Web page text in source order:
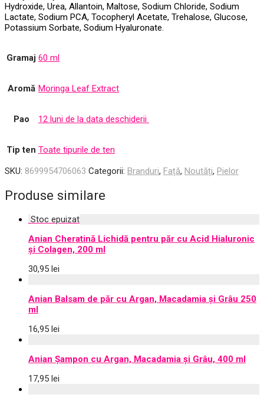
Hydroxide, Urea, Allantoin, Maltose, Sodium Chloride, Sodium
Lactate, Sodium PCA, Tocopheryl Acetate, Trehalose, Glucose,
Potassium Sorbate, Sodium Hyaluronate.
Gramaj 60 ml
Aromă Moringa Leaf Extract
Pao 12 luni de la data deschiderii
Tip ten Toate tipurile de ten
SKU: 8699954706063 Categorii: Branduri, Față, Noutăți, Pielor
Produse similare
Anian Cheratină Lichidă pentru păr cu Acid Hialuronic
și Colagen, 200 ml
30,95 lei
Anian Balsam de păr cu Argan, Macadamia și Grâu 250
ml
16,95 lei
Anian Șampon cu Argan, Macadamia și Grâu, 400 ml
17,95 lei